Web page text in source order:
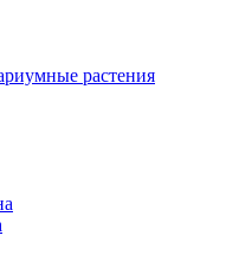
растения